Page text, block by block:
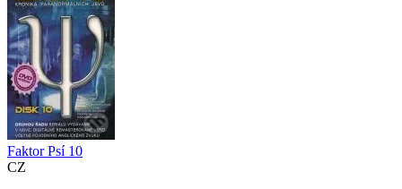
Faktor Psí 10
CZ